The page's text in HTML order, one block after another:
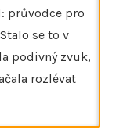
průvodce pro
se to v
podivný zvuk,
rozlévat